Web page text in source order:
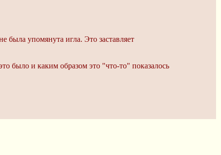
была упомянута игла. Это заставляет
было и каким образом это "что-то" показалось